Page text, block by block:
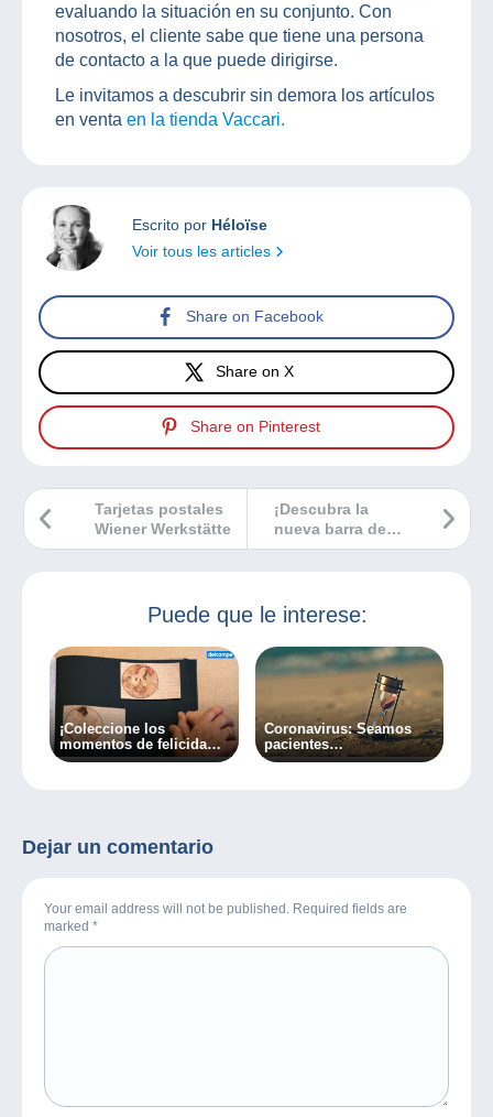
evaluando la situación en su conjunto. Con
nosotros, el cliente sabe que tiene una persona
de contacto a la que puede dirigirse.
Le invitamos a descubrir sin demora los artículos
en venta en la tienda Vaccari.
Escrito por Héloïse
Voir tous les articles
Share on Facebook
Share on X
Share on Pinterest
¡Descubra la
nueva barra de
búsqueda de
Tarjetas postales
Wiener Werkstätte
Puede que le interese:
¡Coleccione los
momentos de felicidad
con Delcampe!
Coronavirus: Seamos
pacientes…
Dejar un comentario
Your email address will not be published. Required fields are
marked *